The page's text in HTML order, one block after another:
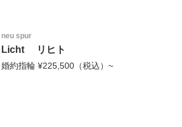
neu spur
Licht リヒト
婚約指輪 ¥225,500（税込）~